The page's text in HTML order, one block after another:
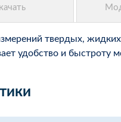
твердых,
удобство и